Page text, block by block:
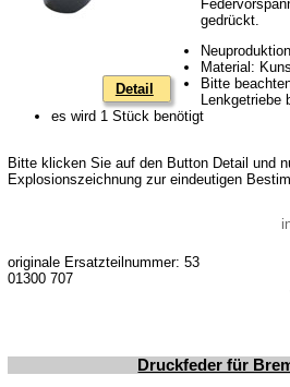
Fußmatten
Wartburg 1.3
Kugelgelenke, Zubehör
Sonderanfertigungen
Detail
gedrückt.
Material:
Bitte
es wird 1 Stück benötigt
Bitte klicken Sie auf den Button Detail und
Explosionszeichnung zur eindeutigen
originale Ersatzteilnummer: 53
01300 707
Druckfeder für